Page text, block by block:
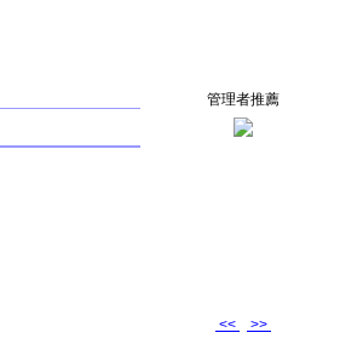
管理者推薦
<<
>>